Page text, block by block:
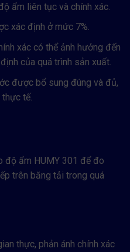
ẩm liên tục và chính xác.
xác định ở mức 7%.
xác có thể ảnh hưởng đến
của quá trình sản xuất.
được bổ sung đúng và đủ,
tế.
độ ẩm HUMY 301 để đo
trên băng tải trong quá
thực, phản ánh chính xác